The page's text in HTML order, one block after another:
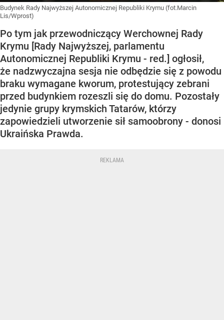
Budynek Rady Najwyższej Autonomicznej Republiki Krymu (fot.Marcin
Lis/Wprost)
Po tym jak przewodniczący Werchownej Rady
Krymu [Rady Najwyższej, parlamentu
Autonomicznej Republiki Krymu - red.] ogłosił,
że nadzwyczajna sesja nie odbędzie się z powodu
braku wymagane kworum, protestujący zebrani
przed budynkiem rozeszli się do domu. Pozostały
jedynie grupy krymskich Tatarów, którzy
zapowiedzieli utworzenie sił samoobrony - donosi
Ukraińska Prawda.